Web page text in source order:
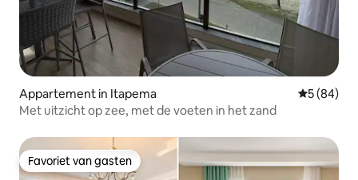
Appartement in Itapema
5 (84)
Met uitzicht op zee, met de voeten in het zand
Favoriet van gasten
Favoriet van gasten